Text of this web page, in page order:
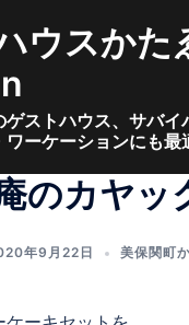
ウスかた
ストハウス、サバイ
ワーケーションにも最
のカヤッ
年9月22日 美保関町